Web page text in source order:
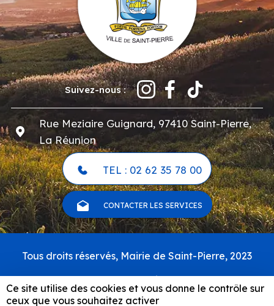
Suivez-nous :
Rue Meziaire Guignard, 97410 Saint-Pierre,
La Réunion
TEL : 02 62 35 78 00
CONTACTER LES SERVICES
Pied
de
page
Tous droits réservés, Mairie de Saint-Pierre, 2023
Carte du site
Mentions légales & politique de confidentialité
Ce site utilise des cookies et vous donne le contrôle sur
ceux que vous souhaitez activer